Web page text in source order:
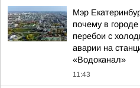
Мэр
почему в
перебои с
аварии на
«Водоканал»
11:43